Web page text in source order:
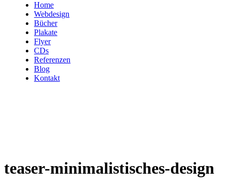
Home
Webdesign
Bücher
Plakate
Flyer
CDs
Referenzen
Blog
Kontakt
teaser-minimalistisches-design